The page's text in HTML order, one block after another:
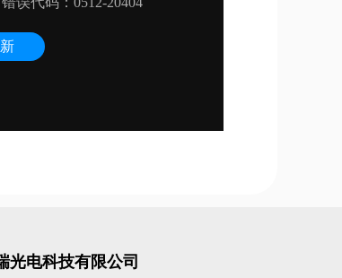
光电科技有限公司